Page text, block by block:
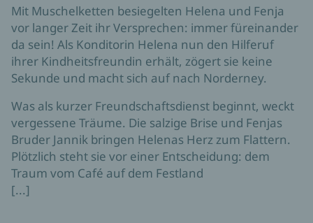
Mit Muschelketten besiegelten Helena und Fenja
vor langer Zeit ihr Versprechen: immer füreinander
da sein! Als Konditorin Helena nun den Hilferuf
ihrer Kindheitsfreundin erhält, zögert sie keine
Sekunde und macht sich auf nach Norderney.
Was als kurzer Freundschaftsdienst beginnt, weckt
vergessene Träume. Die salzige Brise und Fenjas
Bruder Jannik bringen Helenas Herz zum Flattern.
Plötzlich steht sie vor einer Entscheidung: dem
Traum vom Café auf dem Festland
[...]